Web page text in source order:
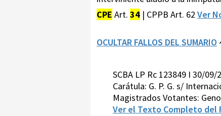
CPE Art. 34 | CPPB Art. 62 Ver
OCULTAR FALLOS DEL SUMARIO
SCBA LP Rc 123849 I 30/09/
Carátula: G. P. G. s/
Magistrados Votantes:
Ver el Texto Completo del